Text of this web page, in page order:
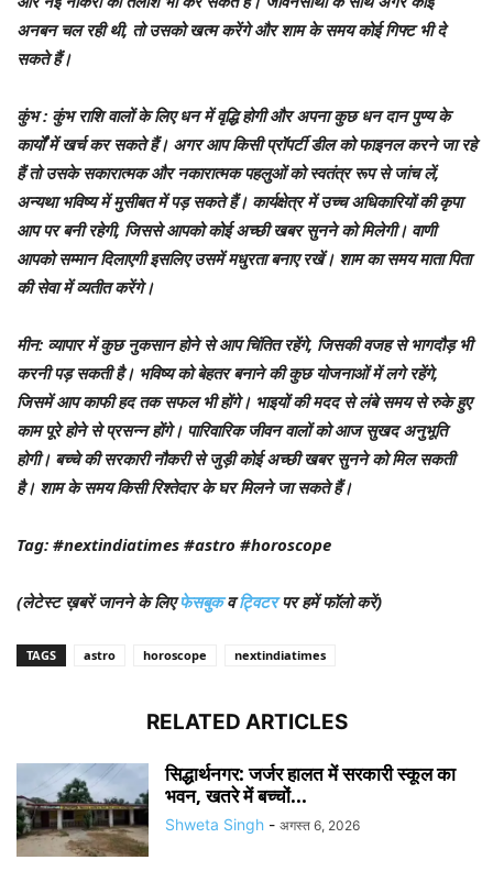
अनबन चल रही थी, तो उसको खत्म करेंगे और शाम के समय कोई गिफ्ट भी दे
सकते हैं।
कुंभ: कुंभ राशि वालों के लिए धन में वृद्धि होगी और अपना कुछ धन दान पुण्य के
कार्यों में खर्च कर सकते हैं। अगर आप किसी प्रॉपर्टी डील को फाइनल करने जा रहे
हैं तो उसके सकारात्मक और नकारात्मक पहलुओं को स्वतंत्र रूप से जांच लें,
अन्यथा भविष्य में मुसीबत में पड़ सकते हैं। कार्यक्षेत्र में उच्च अधिकारियों की कृपा
आप पर बनी रहेगी, जिससे आपको कोई अच्छी खबर सुनने को मिलेगी। वाणी
आपको सम्मान दिलाएगी इसलिए उसमें मधुरता बनाए रखें। शाम का समय माता पिता
की सेवा में व्यतीत करेंगे।
मीन: व्यापार में कुछ नुकसान होने से आप चिंतित रहेंगे, जिसकी वजह से भागदौड़ भी
करनी पड़ सकती है। भविष्य को बेहतर बनाने की कुछ योजनाओं में लगे रहेंगे,
जिसमें आप काफी हद तक सफल भी होंगे। भाइयों की मदद से लंबे समय से रुके हुए
काम पूरे होने से प्रसन्न होंगे। पारिवारिक जीवन वालों को आज सुखद अनुभूति
होगी। बच्चे की सरकारी नौकरी से जुड़ी कोई अच्छी खबर सुनने को मिल सकती
है। शाम के समय किसी रिश्तेदार के घर मिलने जा सकते हैं।
Tag: #nextindiatimes #astro #horoscope
(लेटेस्ट ख़बरें जानने के लिएफेसबुकवट्विटरपर हमें फॉलो करें)
TAGS astro horoscope nextindiatimes
RELATED ARTICLES
सिद्धार्थनगर: जर्जर हालत में सरकारी स्कूल का
भवन, खतरे में बच्चों...
Shweta Singh - अगस्त 6, 2026